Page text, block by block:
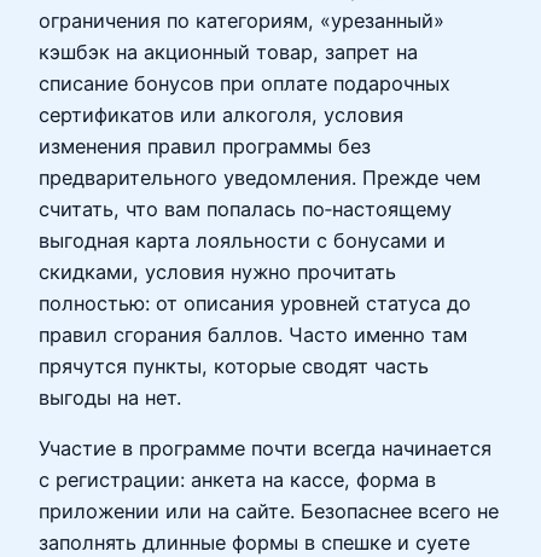
ограничения по категориям, «урезанный»
кэшбэк на акционный товар, запрет на
списание бонусов при оплате подарочных
сертификатов или алкоголя, условия
изменения правил программы без
предварительного уведомления. Прежде чем
считать, что вам попалась по‑настоящему
выгодная карта лояльности с бонусами и
скидками, условия нужно прочитать
полностью: от описания уровней статуса до
правил сгорания баллов. Часто именно там
прячутся пункты, которые сводят часть
выгоды на нет.
Участие в программе почти всегда начинается
с регистрации: анкета на кассе, форма в
приложении или на сайте. Безопаснее всего не
заполнять длинные формы в спешке и суете